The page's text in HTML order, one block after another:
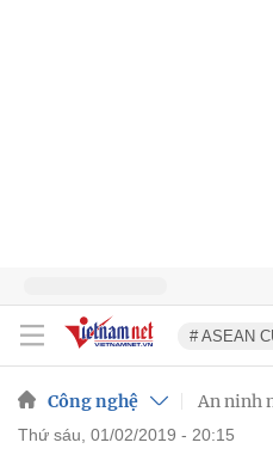
# ASEAN
Công nghệ An ninh
thứ sáu, 01/02/2019 - 20:15